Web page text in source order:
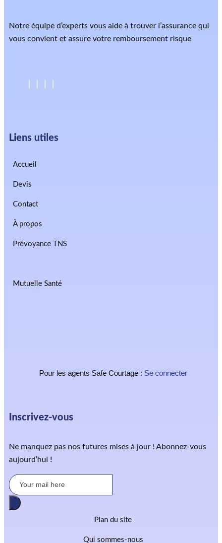
Notre équipe d’experts vous aide à trouver l’assurance qui
vous convient et assure votre remboursement risque
Liens utiles
Accueil
Devis
Contact
À propos
Prévoyance TNS
Mutuelle Santé
Pour les agents Safe Courtage : Se connecter
Inscrivez-vous
Ne manquez pas nos futures mises à jour ! Abonnez-vous
aujourd’hui !
Plan du site
Qui sommes-nous